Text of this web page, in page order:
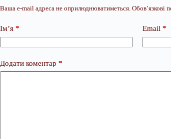
Ваша e-mail адреса не оприлюднюватиметься. Обов’язкові
Ім’я * Email *
Додати коментар *